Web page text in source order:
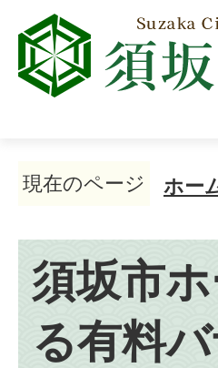
現在のページ ホー
須坂市
る有料